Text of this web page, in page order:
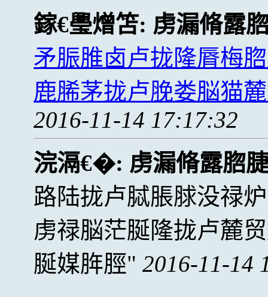
鎵€璺熷笘: 虏漏脩露
矛脤脽卤卢拢隆脣梅
鹿脪茅拢卢脕娄脳猫
2016-11-14 17:17:32
浣滆€�: 虏漏脩露脗
路陆拢卢脦脹脙没禄
虏禄脳茫脠隆拢卢麓
脠媒脌脛
2016-11-14